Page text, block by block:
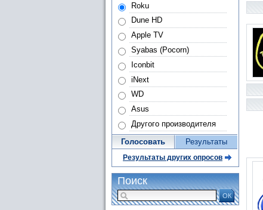
Roku
Dune HD
Apple TV
Syabas (Pocorn)
Iconbit
iNext
WD
Asus
Другого производителя
Голосовать Результаты
Результаты других опросов
Поиск
ОК